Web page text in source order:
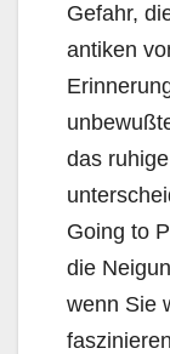
Gefahr,
antiken
das
Going to
die
wenn Sie